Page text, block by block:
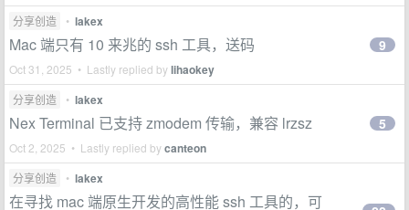
分享创造 • lakex
Mac 端只有 10 来兆的 ssh 工具，送码
Oct 31, 2025 • Lastly replied bylihaokey
9
分享创造 • lakex
Nex Terminal 已支持 zmodem 传输，兼容 lrzsz
Oct 2, 2025 • Lastly replied bycanteon
5
分享创造 • lakex
在寻找 mac 端原生开发的高性能 ssh 工具的，可